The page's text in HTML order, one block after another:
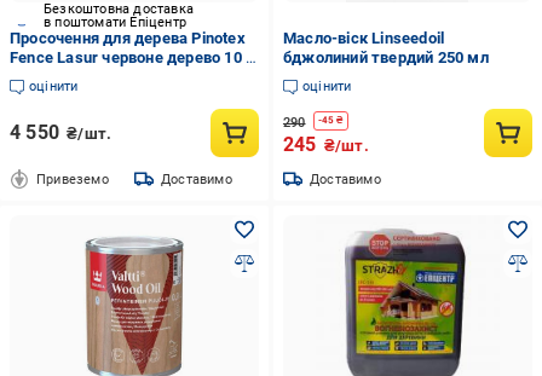
Безкоштовна доставка
в поштомати Епіцентр
Просочення для дерева Pinotex
Fence Lasur червоне дерево 10 л
(5308735)
оцінити
4 550 ₴/шт.
Привеземо Доставимо
Масло-віск Linseedoil
бджолиний твердий 250 мл
оцінити
290 -45 ₴
245 ₴/шт.
Доставимо